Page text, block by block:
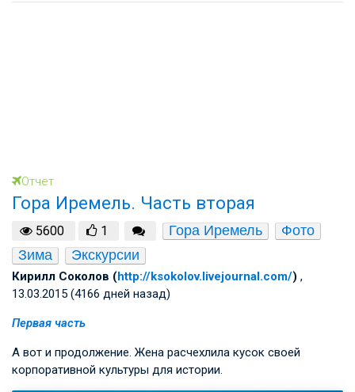
Отчет
Гора Иремель. Часть вторая
5600 1 Гора Иремель
Фото
Зима
Экскурсии
Кирилл Соколов (http://ksokolov.livejournal.com/) ,
13.03.2015 (4166 дней назад)
Первая часть
А вот и продолжение. Жена расчехлила кусок своей
корпоративной культуры для истории.